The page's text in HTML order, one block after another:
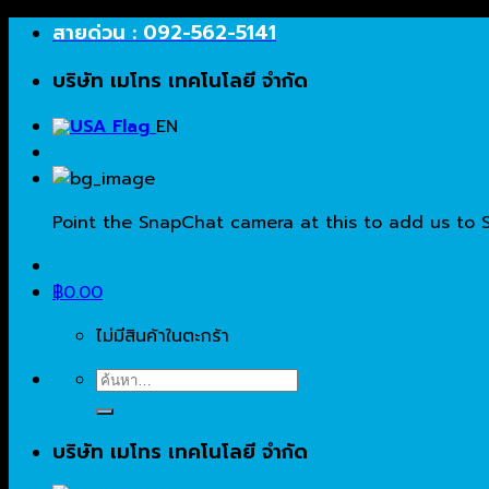
Skip
content
สายด่วน : 092-562-5141
บริษัท เมโทร เทคโนโลยี จำกัด
EN
Point the SnapChat camera at this to add us to
฿0.00
ไม่มีสินค้าในตะกร้า
ค้นหา:
บริษัท เมโทร เทคโนโลยี จำกัด